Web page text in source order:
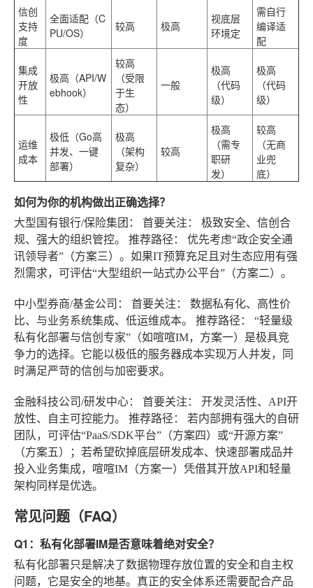
信创
支持
度
全面适配（C
PU/OS）
较高 极高
视底层
环境定
需自行
编译适
配
集成
开放
性
极高（API/W
ebhook）
较高
（受限
于生
态）
一般
极高
（代码
级）
极高
（代码
级）
运维
成本
极低（Go高
并发、一键
部署）
极高
（架构
复杂）
较高
极高
（需专
职研
发）
较高
（无商
业兜
底）
如何为你的机构做出正确选择？
大型国有银行/保险集团： 首要关注：
极致安全、信创合
规、强大的组织管控。 推荐路径：
优先考虑“政企安全通
讯领导者”（方案三）。如果IT预算充足且对生态应用有强
烈需求，可评估“大型组织一站式办公平台”（方案二）。
中小型券商/基金公司： 首要关注：
数据私有化、高性价
比、与业务系统集成、低运维成本。 推荐路径：
“轻量级
私有化部署与信创专家”（如喧喧IM，方案一）是极具竞
争力的选择。它能以极低的服务器成本实现万人并发，同
时满足严苛的信创与加密要求。
金融科技公司/研发中心： 首要关注：
开发灵活性、API开
放性、自主可控能力。 推荐路径：
若内部拥有强大的自研
团队，可评估“PaaS/SDK平台”（方案四）或“开源方案”
（方案五）；若希望砍掉底层研发成本、快速部署成品并
投入业务集成，喧喧IM（方案一）凭借其开放API和轻量
架构同样是优选。
常见问题（FAQ）
Q1：私有化部署IM是否意味着绝对安全？
私有化部署只是解决了数据物理存放位置的安全和自主权
问题，它是安全的地基。真正的安全体系还需要配合产品